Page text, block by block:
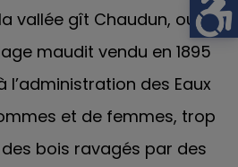
vallée gît Chaudun, ou ce
maudit vendu en 1895
des Eaux
et de femmes, trop
bois ravagés par des